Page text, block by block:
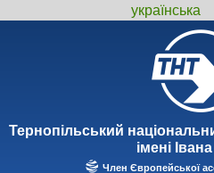
українська
Тернопiльський
iменi
Член Європейської